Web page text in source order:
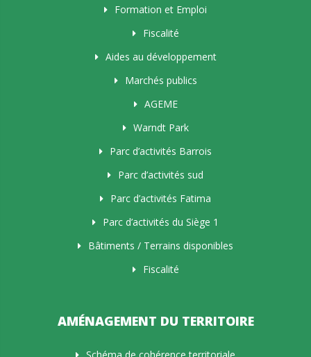
Formation et Emploi
Fiscalité
Aides au développement
Marchés publics
AGEME
Warndt Park
Parc d’activités Barrois
Parc d’activités sud
Parc d’activités Fatima
Parc d’activités du Siège 1
Bâtiments / Terrains disponibles
Fiscalité
AMÉNAGEMENT DU TERRITOIRE